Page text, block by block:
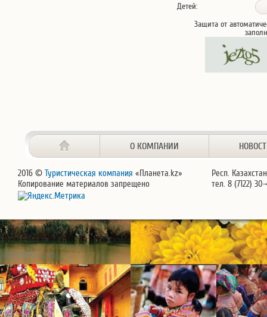
Детей:
Защита от
О КОМПАНИИ
2016 © Туристическая компания «Планета.kz»
Копирование материалов запрещено
Респ.
тел. 8 (7122)